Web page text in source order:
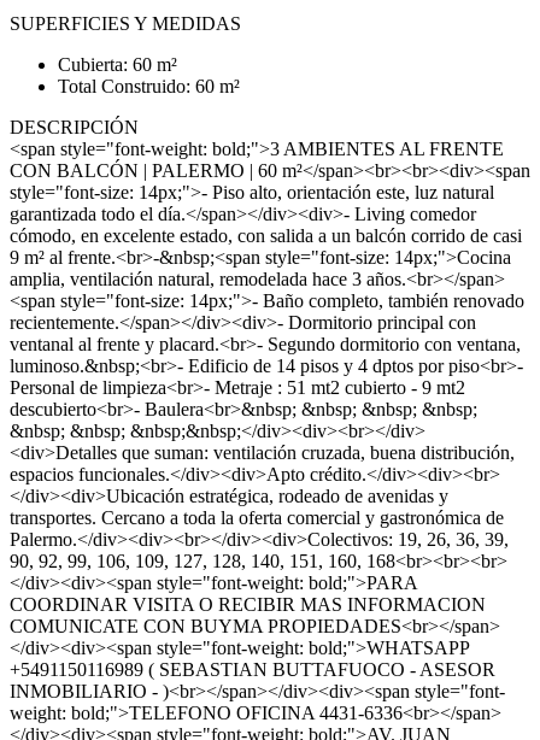
SUPERFICIES Y MEDIDAS
Cubierta: 60 m²
Total Construido: 60 m²
DESCRIPCIÓN
<span style="font-weight: bold;">3 AMBIENTES AL FRENTE
CON BALCÓN | PALERMO | 60 m²</span><br><br><div><span
style="font-size: 14px;">- Piso alto, orientación este, luz natural
garantizada todo el día.</span></div><div>- Living comedor
cómodo, en excelente estado, con salida a un balcón corrido de casi
9 m² al frente.<br>-&nbsp;<span style="font-size: 14px;">Cocina
amplia, ventilación natural, remodelada hace 3 años.<br></span>
<span style="font-size: 14px;">- Baño completo, también renovado
recientemente.</span></div><div>- Dormitorio principal con
ventanal al frente y placard.<br>- Segundo dormitorio con ventana,
luminoso.&nbsp;<br>- Edificio de 14 pisos y 4 dptos por piso<br>-
Personal de limpieza<br>- Metraje : 51 mt2 cubierto - 9 mt2
descubierto<br>- Baulera<br>&nbsp; &nbsp; &nbsp; &nbsp;
&nbsp; &nbsp; &nbsp;&nbsp;</div><div><br></div>
<div>Detalles que suman: ventilación cruzada, buena distribución,
espacios funcionales.</div><div>Apto crédito.</div><div><br>
</div><div>Ubicación estratégica, rodeado de avenidas y
transportes. Cercano a toda la oferta comercial y gastronómica de
Palermo.</div><div><br></div><div>Colectivos: 19, 26, 36, 39,
90, 92, 99, 106, 109, 127, 128, 140, 151, 160, 168<br><br><br>
</div><div><span style="font-weight: bold;">PARA
COORDINAR VISITA O RECIBIR MAS INFORMACION
COMUNICATE CON BUYMA PROPIEDADES<br></span>
</div><div><span style="font-weight: bold;">WHATSAPP
+5491150116989 ( SEBASTIAN BUTTAFUOCO - ASESOR
INMOBILIARIO - )<br></span></div><div><span style="font-
weight: bold;">TELEFONO OFICINA 4431-6336<br></span>
</div><div><span style="font-weight: bold;">AV. JUAN